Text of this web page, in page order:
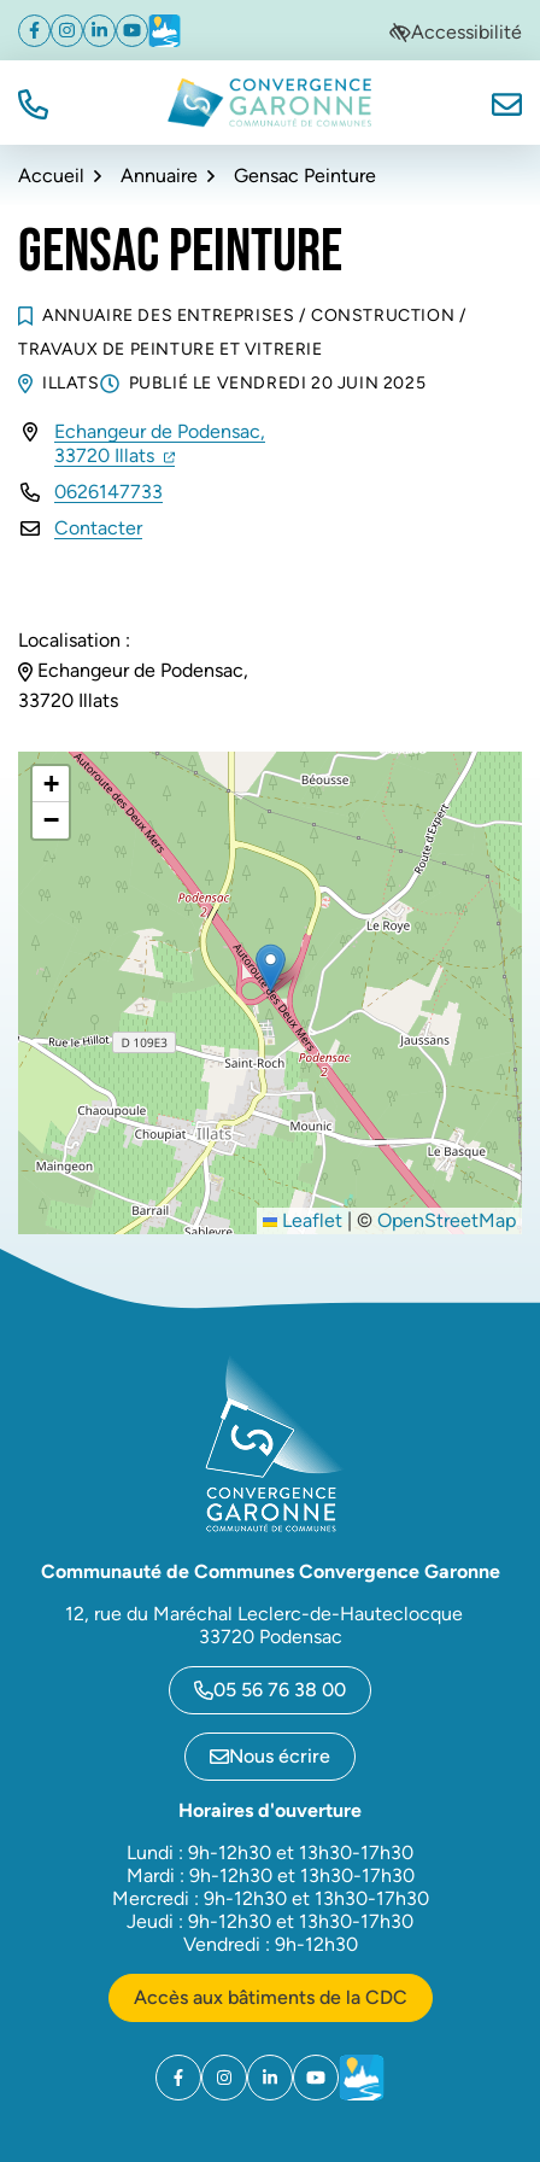
Aller
navigation
Aller
au
Aller
au
de
Facebook
(ouverture dans un nouvel onglet)
Instagram
(ouverture dans un nouvel onglet)
Linkedin
(ouverture dans un nouvel onglet)
YouTube
(ouverture dans un nouvel onglet)
Météo
(ouverture dans un nouvel onglet)Accessibilité
TÉL. Convergence Garonne
Accueil Annuaire Gensac Peinture
GENSAC PEINTURE
ANNUAIRE DES ENTREPRISES / CONSTRUCTION /
TRAVAUX DE PEINTURE ET VITRERIE
ILLATS
PUBLIÉ LE VENDREDI 20 JUIN 2025
INFOS UTILES
Echangeur de Podensac,
33720 Illats (ouverture dans un nouvel onglet)
(ouverture dans un nouvel onglet)
0626147733
Contacter
Localisation :
Echangeur de Podensac,
33720 Illats
+
−
Leaflet | © OpenStreetMap
Communauté de Communes Convergence Garonne
12, rue du Maréchal Leclerc-de-Hauteclocque
33720 Podensac
05 56 76 38 00
Nous écrire
Horaires d'ouverture
Lundi : 9h-12h30 et 13h30-17h30
Mardi : 9h-12h30 et 13h30-17h30
Mercredi : 9h-12h30 et 13h30-17h30
Jeudi : 9h-12h30 et 13h30-17h30
Vendredi : 9h-12h30
Accès aux bâtiments de la CDC
Facebook
(ouverture dans un nouvel onglet)
Instagram
(ouverture dans un nouvel onglet)
Linkedin
(ouverture dans un nouvel onglet)
YouTube
(ouverture dans un nouvel
Météo
(ouverture dans un